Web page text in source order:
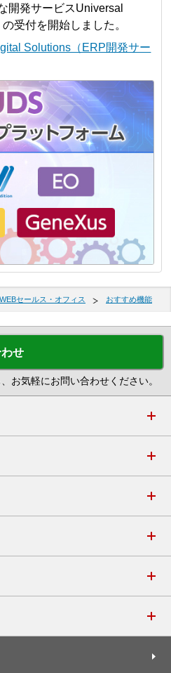
開発サービスUniversal
受付を開始しました。
Solutions（ERP開発サー
WEBセールス・オフィス おすすめ機能
せ
お気軽にお問い合わせください。